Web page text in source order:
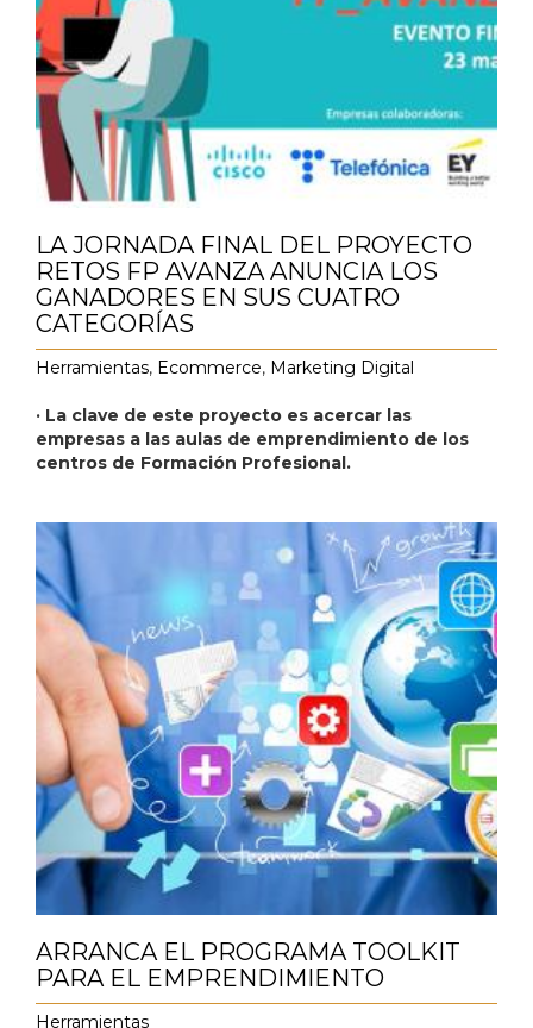
LA JORNADA FINAL DEL PROYECTO
RETOS FP AVANZA ANUNCIA LOS
GANADORES EN SUS CUATRO
CATEGORÍAS
Herramientas, Ecommerce, Marketing Digital
· La clave de este proyecto es acercar las
empresas a las aulas de emprendimiento de los
centros de Formación Profesional.
ARRANCA EL PROGRAMA TOOLKIT
PARA EL EMPRENDIMIENTO
Herramientas